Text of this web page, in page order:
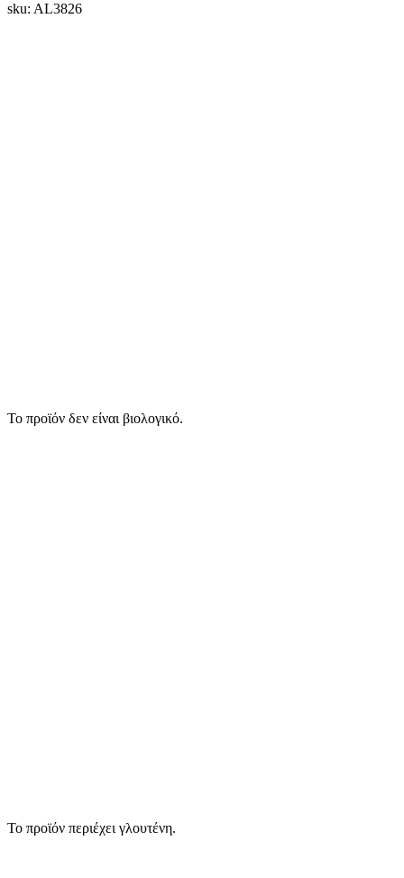
sku: AL3826
Το προϊόν δεν είναι βιολογικό.
Το προϊόν περιέχει γλουτένη.